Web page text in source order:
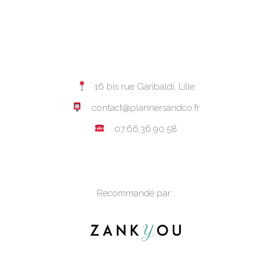
16 bis rue Garibaldi, Lille
contact@plannersandco.fr
07.66.36.90.58
Recommandé par :